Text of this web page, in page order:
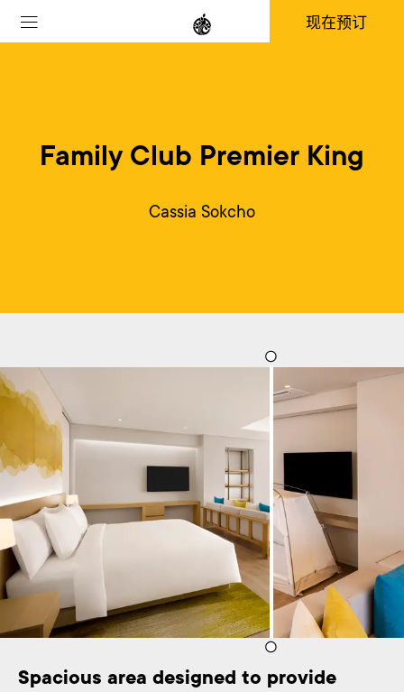
现在预订
Family Club Premier King
Cassia Sokcho
Spacious area designed to provide